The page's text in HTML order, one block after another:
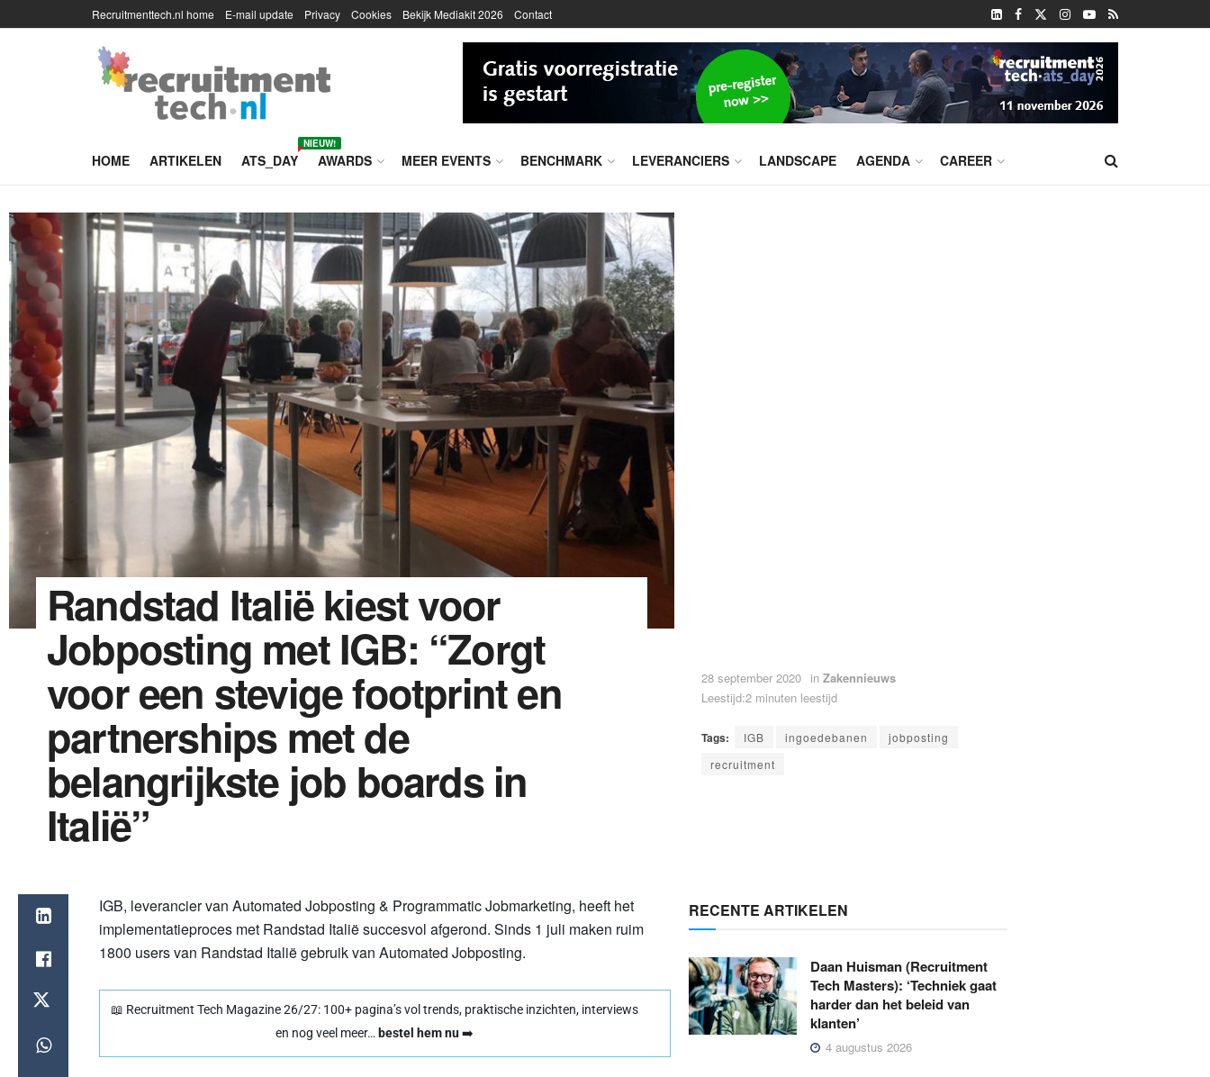
Recruitmenttech.nl home E-mail update Privacy Cookies Bekijk Mediakit 2026 Contact
HOME ARTIKELEN ATS_DAY
NIEUW!
AWARDS MEER EVENTS BENCHMARK LEVERANCIERS LANDSCAPE AGENDA CAREER
Randstad Italië kiest voor
Jobposting met IGB: “Zorgt
voor een stevige footprint en
partnerships met de
belangrijkste job boards in
Italië”
28 september 2020 in Zakennieuws
Leestijd:2 minuten leestijd
Tags: IGB ingoedebanen
jobposting
recruitment
IGB, leverancier van Automated Jobposting & Programmatic Jobmarketing, heeft het
implementatieproces met Randstad Italië succesvol afgerond. Sinds 1 juli maken ruim
1800 users van Randstad Italië gebruik van Automated Jobposting.
📖 Recruitment Tech Magazine 26/27: 100+ pagina’s vol trends, praktische inzichten, interviews
en nog veel meer… bestel hem nu➡️
RECENTE ARTIKELEN
Daan Huisman (Recruitment
Tech Masters): ‘Techniek gaat
harder dan het beleid van
klanten’
4 augustus 2026